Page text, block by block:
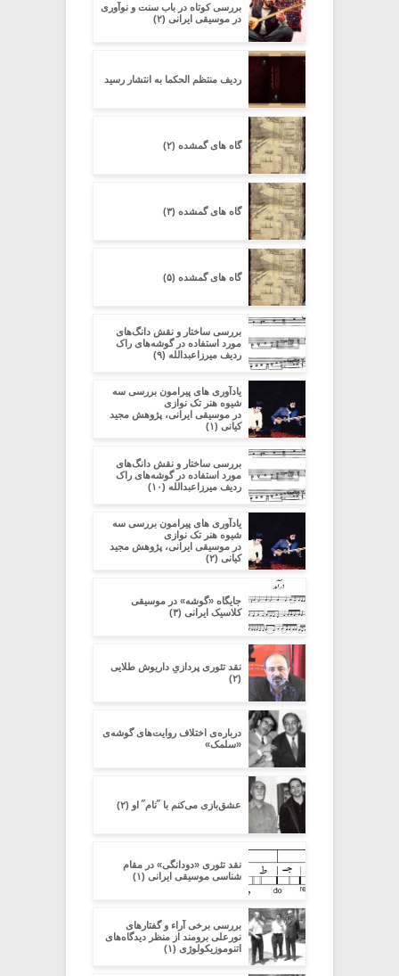
بررسی کوتاه در باب سنت و نوآوری
در موسیقی ایرانی (۲)
ردیف منتظم الحکما به انتشار رسید
گاه های گمشده (۲)
گاه های گمشده (۳)
گاه های گمشده (۵)
بررسی ساختار و نقش دانگ‌های
مورد استفاده در گوشه‌های راک
ردیف میرزاعبدالله (۹)
یادآوری های پیرامون بررسی سه
شیوه هنر تک نوازی
در موسیقی ایرانی، پژوهش مجید
کیانی (۱)
بررسی ساختار و نقش دانگ‌های
مورد استفاده در گوشه‌های راک
ردیف میرزاعبدالله (۱۰)
یادآوری های پیرامون بررسی سه
شیوه هنر تک نوازی
در موسیقی ایرانی، پژوهش مجید
کیانی (۲)
جایگاه «گوشه» در موسیقی
کلاسیک ایرانی (۳)
نقد تئوری پردازیِ داریوش طلایی
(۲)
درباره‌ی اختلاف روایت‌های گوشه‌ی
«سلمک»
عشق‌بازی می‌کنم با ˝نام˝ او (۲)
نقد تئوری «دودانگی» در مقام
شناسی موسیقی ایرانی (۱)
بررسی برخی آراء و گفتارهای
نورعلی برومند از منظر دیدگاه‌های
اتنوموزیکولوژی (۱)